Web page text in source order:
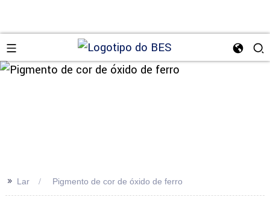
>> Lar Pigmento de cor de óxido de ferro